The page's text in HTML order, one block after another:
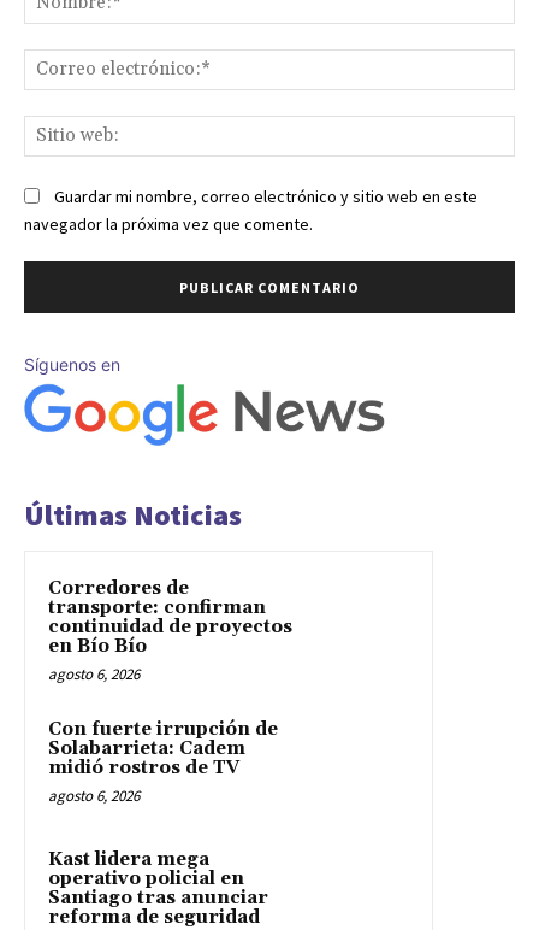
Guardar mi nombre, correo electrónico y sitio web en este
navegador la próxima vez que comente.
Síguenos en
Últimas Noticias
Corredores de
transporte: confirman
continuidad de proyectos
en Bío Bío
agosto 6, 2026
Con fuerte irrupción de
Solabarrieta: Cadem
midió rostros de TV
agosto 6, 2026
Kast lidera mega
operativo policial en
Santiago tras anunciar
reforma de seguridad